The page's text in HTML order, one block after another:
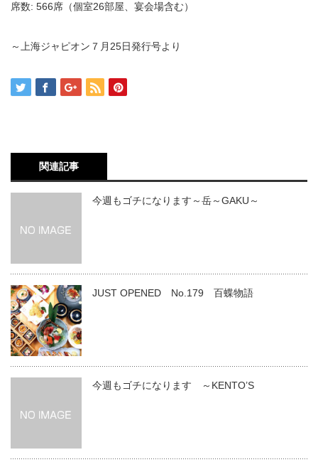
席数: 566席（個室26部屋、宴会場含む）
～上海ジャピオン７月25日発行号より
関連記事
今週もゴチになります～岳～GAKU～
JUST OPENED No.179 百蝶物語
今週もゴチになります ～KENTO’S